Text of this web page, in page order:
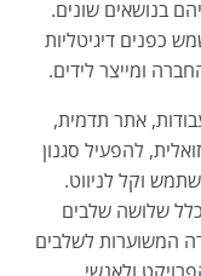
בנושאים שונים.
כפנים דיגיטליות
ומייצר לידים.
אתר תדמית,
להפעיל סגנון
וקל לניווט.
שלושה שלבים
המשוערות לשלבים
ולאנשי